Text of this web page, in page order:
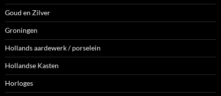
Goud en Zilver
Groningen
Hollands aardewerk / porselein
Hollandse Kasten
Horloges